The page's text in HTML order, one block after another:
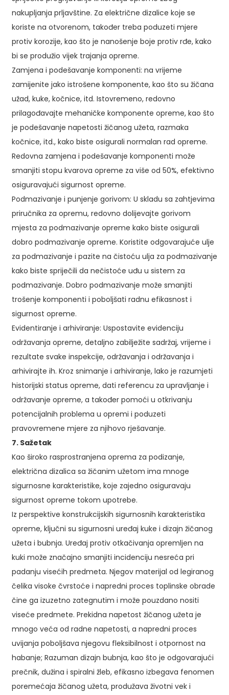
nakupljanja prljavštine. Za električne dizalice koje se
koriste na otvorenom, također treba poduzeti mjere
protiv korozije, kao što je nanošenje boje protiv rđe, kako
bi se produžio vijek trajanja opreme.
Zamjena i podešavanje komponenti: na vrijeme
zamijenite jako istrošene komponente, kao što su žičana
užad, kuke, kočnice, itd. Istovremeno, redovno
prilagođavajte mehaničke komponente opreme, kao što
je podešavanje napetosti žičanog užeta, razmaka
kočnice, itd., kako biste osigurali normalan rad opreme.
Redovna zamjena i podešavanje komponenti može
smanjiti stopu kvarova opreme za više od 50%, efektivno
osiguravajući sigurnost opreme.
Podmazivanje i punjenje gorivom: U skladu sa zahtjevima
priručnika za opremu, redovno dolijevajte gorivom
mjesta za podmazivanje opreme kako biste osigurali
dobro podmazivanje opreme. Koristite odgovarajuće ulje
za podmazivanje i pazite na čistoću ulja za podmazivanje
kako biste spriječili da nečistoće uđu u sistem za
podmazivanje. Dobro podmazivanje može smanjiti
trošenje komponenti i poboljšati radnu efikasnost i
sigurnost opreme.
Evidentiranje i arhiviranje: Uspostavite evidenciju
održavanja opreme, detaljno zabilježite sadržaj, vrijeme i
rezultate svake inspekcije, održavanja i održavanja i
arhivirajte ih. Kroz snimanje i arhiviranje, lako je razumjeti
historijski status opreme, dati referencu za upravljanje i
održavanje opreme, a također pomoći u otkrivanju
potencijalnih problema u opremi i poduzeti
pravovremene mjere za njihovo rješavanje.
7. Sažetak
Kao široko rasprostranjena oprema za podizanje,
električna dizalica sa žičanim užetom ima mnoge
sigurnosne karakteristike, koje zajedno osiguravaju
sigurnost opreme tokom upotrebe.
Iz perspektive konstrukcijskih sigurnosnih karakteristika
opreme, ključni su sigurnosni uređaj kuke i dizajn žičanog
užeta i bubnja. Uređaj protiv otkačivanja opremljen na
kuki može značajno smanjiti incidenciju nesreća pri
padanju visećih predmeta. Njegov materijal od legiranog
čelika visoke čvrstoće i napredni proces toplinske obrade
čine ga izuzetno zategnutim i može pouzdano nositi
viseće predmete. Prekidna napetost žičanog užeta je
mnogo veća od radne napetosti, a napredni proces
uvijanja poboljšava njegovu fleksibilnost i otpornost na
habanje; Razuman dizajn bubnja, kao što je odgovarajući
prečnik, dužina i spiralni žleb, efikasno izbegava fenomen
poremećaja žičanog užeta, produžava životni vek i